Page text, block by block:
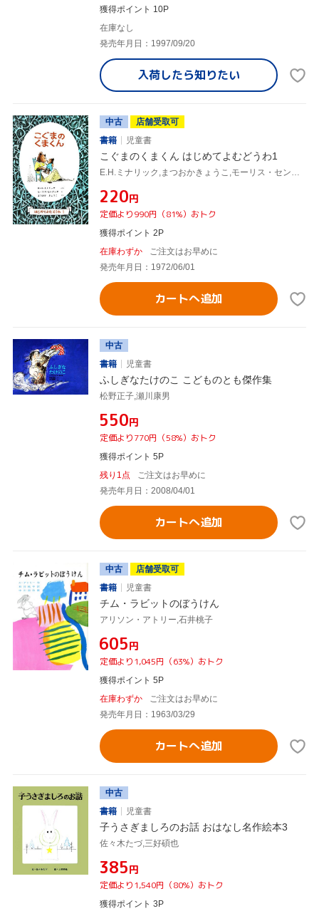
獲得ポイント 10P
在庫なし
発売年月日：1997/09/20
入荷したら知りたい
中古
店舗受取可
書籍
児童書
こぐまのくまくん はじめてよむどうわ1
E.H.ミナリック,まつおかきょうこ,モーリス・センダック,
¥220円
定価より990円（81%）おトク
獲得ポイント 2P
在庫わずか
ご注文はお早めに
発売年月日：1972/06/01
カートへ追加
中古
書籍
児童書
ふしぎなたけのこ こどものとも傑作集
松野正子,瀬川康男
¥550円
定価より770円（58%）おトク
獲得ポイント 5P
残り1点
ご注文はお早めに
発売年月日：2008/04/01
カートへ追加
中古
店舗受取可
書籍
児童書
チム・ラビットのぼうけん
アリソン・アトリー,石井桃子
¥605円
定価より1,045円（63%）おトク
獲得ポイント 5P
在庫わずか
ご注文はお早めに
発売年月日：1963/03/29
カートへ追加
中古
書籍
児童書
子うさぎましろのお話 おはなし名作絵本3
佐々木たづ,三好碩也
¥385円
定価より1,540円（80%）おトク
獲得ポイント 3P